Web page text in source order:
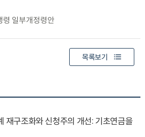
령 일부개정령안
목록보기
재구조화와 신청주의 개선: 기초연금을